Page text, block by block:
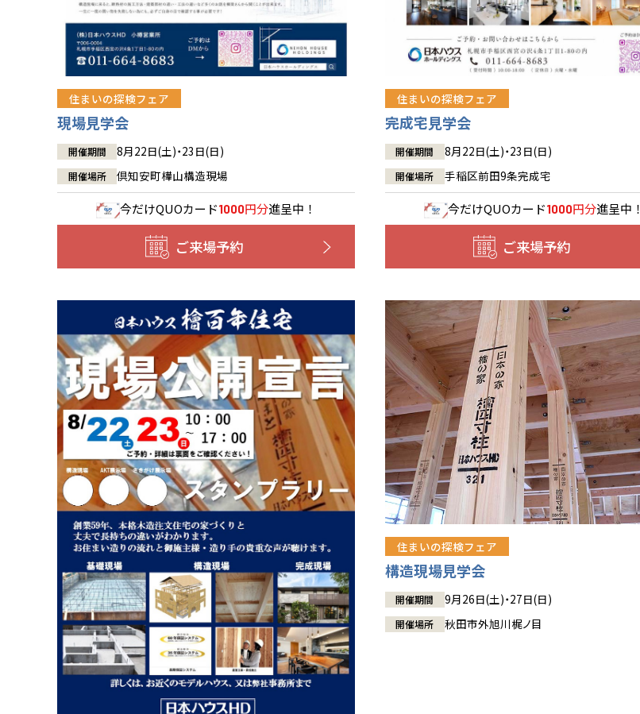
住まいの探検フェア
現場見学会
開催期間 8月22日(土)・23日(日)
開催場所 倶知安町樺山構造現場
今だけQUOカード1000円分進呈中！
ご来場予約
住まいの探検フェア
完成宅見学会
開催期間 8月22日(土)・23日(日)
開催場所 手稲区前田9条完成宅
今だけQUOカード1000円分進呈中！
ご来場予約
住まいの探検フェア
構造現場見学会
開催期間 9月26日(土)・27日(日)
開催場所 秋田市外旭川梶ノ目